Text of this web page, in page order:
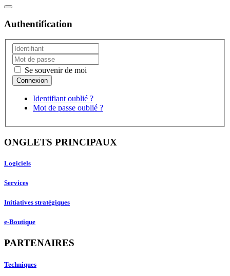
Authentification
Se souvenir de moi
Identifiant oublié ?
Mot de passe oublié ?
ONGLETS PRINCIPAUX
Logiciels
Services
Initiatives stratégiques
e-Boutique
PARTENAIRES
Techniques